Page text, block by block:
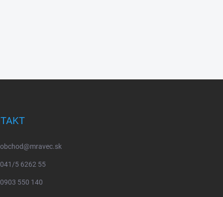
obchod@mravec.sk
041/5 6262 55
0903 550 140